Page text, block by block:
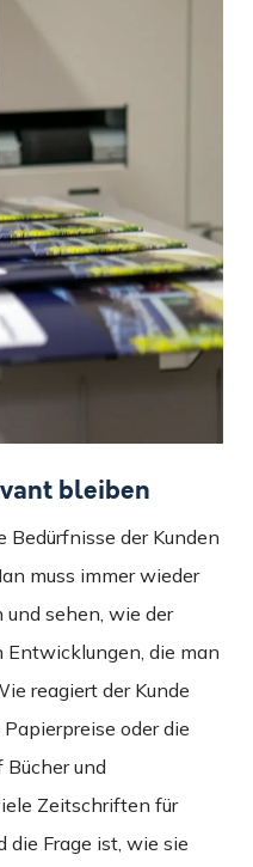
bleiben
der Kunden
muss immer wieder
sehen, wie der
Entwicklungen, die man
reagiert der Kunde
oder die
und
Zeitschriften für
die Frage ist, wie sie